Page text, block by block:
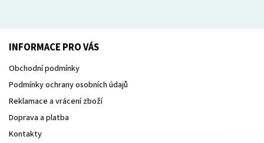
INFORMACE PRO VÁS
Obchodní podmínky
Podmínky ochrany osobních údajů
Reklamace a vrácení zboží
Doprava a platba
Kontakty